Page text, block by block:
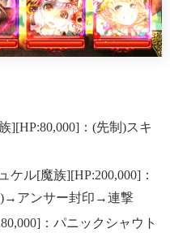
][HP:80,000]：(先制)スキ
ケル[魔族][HP:200,000]：
アンサー封印→連撃
：パニックシャウト